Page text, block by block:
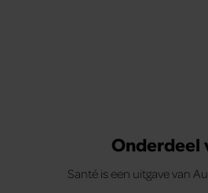
Onderdeel
Santé is een uitgave van